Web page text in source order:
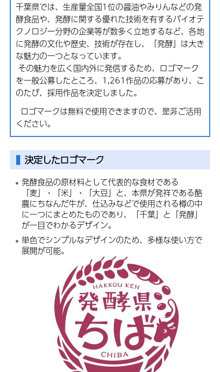
千葉県では、生産量全国1位の醤油やみりんなどの発
酵食品や、発酵に関する優れた技術を有するバイオテ
クノロジー分野の企業等が数多く立地するなど、各地
に発酵の文化や歴史、技術が存在し、「発酵」は大き
な魅力の一つとなっています。
その魅力を広く国内外に発信するため、ロゴマーク
を一般公募したところ、1,261作品の応募があり、こ
のたび、採用作品を決定しました。
ロゴマークは無料で使用できますので、是非ご活用
ください。
決定したロゴマーク
発酵食品の原材料として代表的な食材である
「麦」・「米」・「大豆」と、本県が発祥である酪
農にちなんだ牛が、仕込みなどで使用される樽の中
に一つにまとめたものであり、「千葉」と「発酵」
が一目でわかるデザイン。
単色でシンプルなデザインのため、多様な使い方で
展開が可能。